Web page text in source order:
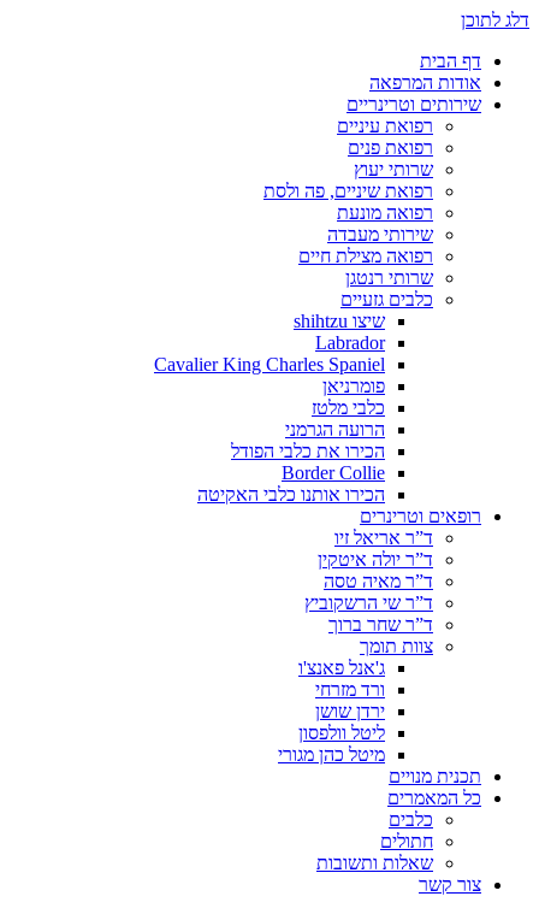
דלג לתוכן
דף הבית
אודות המרפאה
שירותים וטרינריים
רפואת עיניים
רפואת פנים
שרותי יעוץ
רפואת שיניים, פה ולסת
רפואה מונעת
שירותי מעבדה
רפואה מצילת חיים
שרותי רנטגן
כלבים גזעיים
שיצו shihtzu
Labrador
Cavalier King Charles Spaniel
פומרניאן
כלבי מלטז
הרועה הגרמני
הכירו את כלבי הפודל
Border Collie
הכירו אותנו כלבי האקיטה
רופאים וטרינרים
ד”ר אריאל זיו
ד”ר יולה איטקין
ד”ר מאיה טסה
ד”ר שי הרשקוביץ
ד”ר שחר ברוך
צוות תומך
ג'אנל פאנצ'ו
ורד מזרחי
ירדן שושן
ליטל וולפסון
מיטל כהן מגורי
תכנית מנויים
כל המאמרים
כלבים
חתולים
שאלות ותשובות
צור קשר